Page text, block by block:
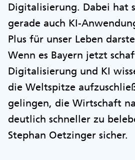
Digitalisierung. Dabei hat
gerade auch KI-
Plus für unser Leben
Wenn es Bayern jetzt
Digitalisierung und KI
die Weltspitze
gelingen, die Wirtschaft
deutlich schneller zu
Stephan Oetzinger sicher.